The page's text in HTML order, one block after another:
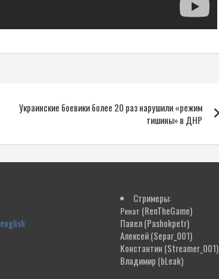
Украинские боевики более 20 раз нарушили «режим
тишины» в ДНР
english
Стримеры:
Ренат (RenTheGame)
Павел(Pashokpetr)
Алексей(Separ_001)
Константин (Streamer_001)
Владимир (bLeak)